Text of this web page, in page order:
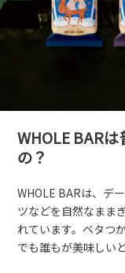
WHOLE BAR
の？​
WHOLE BARは、​デ
ツなどを​自然なまま
れています。​ベタつ
でも​誰もが​美味しい